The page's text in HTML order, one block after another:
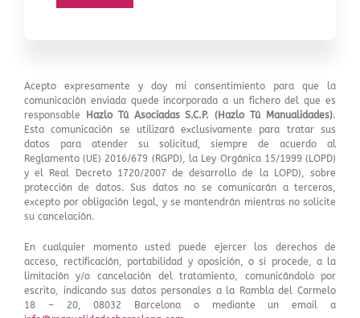
Acepto expresamente y doy mi consentimiento para que la
comunicación enviada quede incorporada a un fichero del que es
responsable
Hazlo Tú Asociadas S.C.P. (Hazlo Tú Manualidades).
Esta comunicación se utilizará exclusivamente para tratar sus
datos para atender su solicitud, siempre de acuerdo al
Reglamento (UE) 2016/679 (RGPD), la Ley Orgánica 15/1999 (LOPD)
y el Real Decreto 1720/2007 de desarrollo de la LOPD), sobre
protección de datos. Sus datos no se comunicarán a terceros,
excepto por obligación legal, y se mantendrán mientras no solicite
su cancelación.
En cualquier momento usted puede ejercer los derechos de
acceso, rectificación, portabilidad y oposición, o si procede, a la
limitación y/o cancelación del tratamiento, comunicándolo por
escrito, indicando sus datos personales a la Rambla del Carmelo
18 – 20, 08032 Barcelona o mediante un email a